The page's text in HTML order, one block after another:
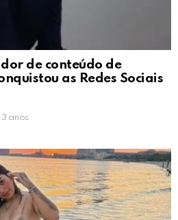
de conteúdo de
as Redes Sociais
3 anos